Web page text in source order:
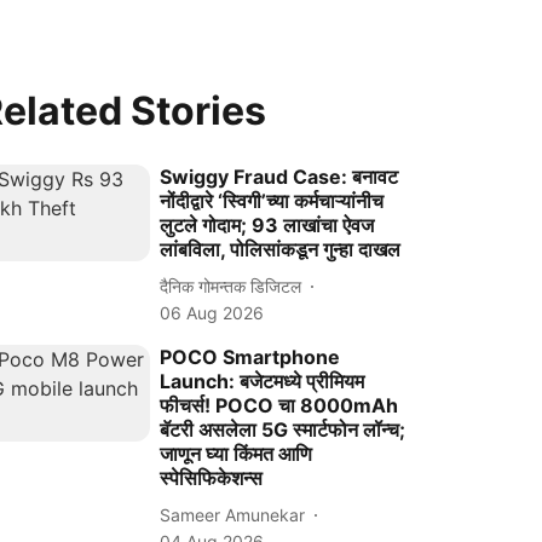
Stories
Swiggy Fraud Case: बनावट
नोंदीद्वारे ‘स्विगी’च्या कर्मचाऱ्यांनीच
लुटले गोदाम; 93 लाखांचा ऐवज
लांबविला, पोलिसांकडून गुन्हा दाखल
दैनिक गोमन्तक डिजिटल
06 Aug 2026
POCO Smartphone
Launch: बजेटमध्ये प्रीमियम
फीचर्स! POCO चा 8000mAh
बॅटरी असलेला 5G स्मार्टफोन लॉन्च;
जाणून घ्या किंमत आणि
स्पेसिफिकेशन्स
Sameer Amunekar